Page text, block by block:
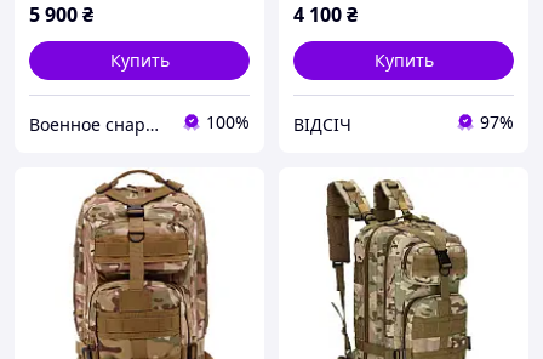
5 900₴
Купить
Военное снаряжение, дроны и БПЛА | интернет-магазин QUASAR 100%
4 100₴
Купить
ВІДСІЧ 97%